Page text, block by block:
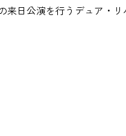
来日公演を行うデュア